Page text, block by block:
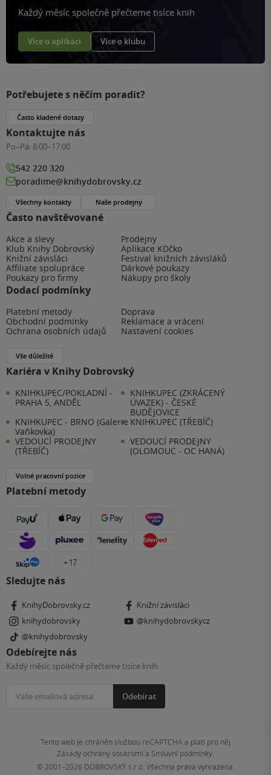
Každý měsíc společně přečteme tisíce knih
Více o aplikaci Více o klubu
Často navštěvované
Akce a slevy
Prodejny
Klub Knihy Dobrovský
Aplikace KDčko
Knižní závisláci
Festival knižních závisláků
Affiliate spolupráce
Dárkové poukazy
Poukazy pro firmy
Nákupy pro školy
Dodací podmínky
Platební metody
Doprava
Obchodní podmínky
Reklamace a vrácení
Ochrana osobních údajů
Nastavení cookies
Vše důležité
Kariéra v Knihy Dobrovský
KNIHKUPEC/POKLADNÍ -
PRAHA 5, ANDĚL
KNIHKUPEC (ZKRÁCENÝ
ÚVAZEK) - ČESKÉ
BUDĚJOVICE
KNIHKUPEC - BRNO (Galerie
Vaňkovka)
KNIHKUPEC (TŘEBÍČ)
VEDOUCÍ PRODEJNY
(TŘEBÍČ)
VEDOUCÍ PRODEJNY
(OLOMOUC - OC HANÁ)
Volné pracovní pozice
Platební metody
+ 17
Sledujte nás
KnihyDobrovsky.cz
Knižní závisláci
knihydobrovsky
@knihydobrovskycz
@knihydobrovsky
Odebírejte nás
Každý měsíc společně přečteme tisíce knih
Odebírat
Potřebujete s něčím poradit?
Často kladené dotazy
Kontaktujte nás
Po–Pá: 8:00–17:00
542 220 320
poradime@knihydobrovsky.cz
Všechny kontakty Naše prodejny
Tento web je chráněn službou reCAPTCHA a platí pro něj
Zásady ochrany soukromía Smluvní podmínky
© 2001–2026 DOBROVSKÝ s.r.o. Všechna práva vyhrazena.